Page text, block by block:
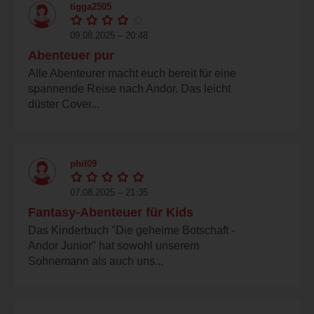
tigga2505
09.08.2025 – 20:48
Abenteuer pur
Alle Abenteurer macht euch bereit für eine
spannende Reise nach Andor. Das leicht
düster Cover...
phil09
07.08.2025 – 21:35
Fantasy-Abenteuer für Kids
Das Kinderbuch "Die geheime Botschaft -
Andor Junior" hat sowohl unserem
Sohnemann als auch uns...